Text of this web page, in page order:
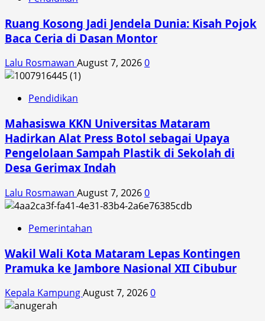
Ruang Kosong Jadi Jendela Dunia: Kisah Pojok
Baca Ceria di Dasan Montor
Lalu Rosmawan August 7, 20260
Pendidikan
Mahasiswa KKN Universitas Mataram
Hadirkan Alat Press Botol sebagai Upaya
Pengelolaan Sampah Plastik di Sekolah di
Desa Gerimax Indah
Lalu Rosmawan August 7, 20260
Pemerintahan
Wakil Wali Kota Mataram Lepas Kontingen
Pramuka ke Jambore Nasional XII Cibubur
Kepala KampungAugust 7, 20260